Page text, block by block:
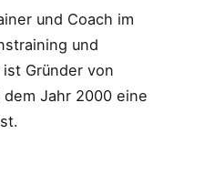
und Coach im
und
Gründer von
Jahr 2000 eine